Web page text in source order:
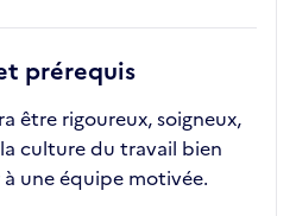
prérequis
être rigoureux, soigneux,
culture du travail bien
une équipe motivée.